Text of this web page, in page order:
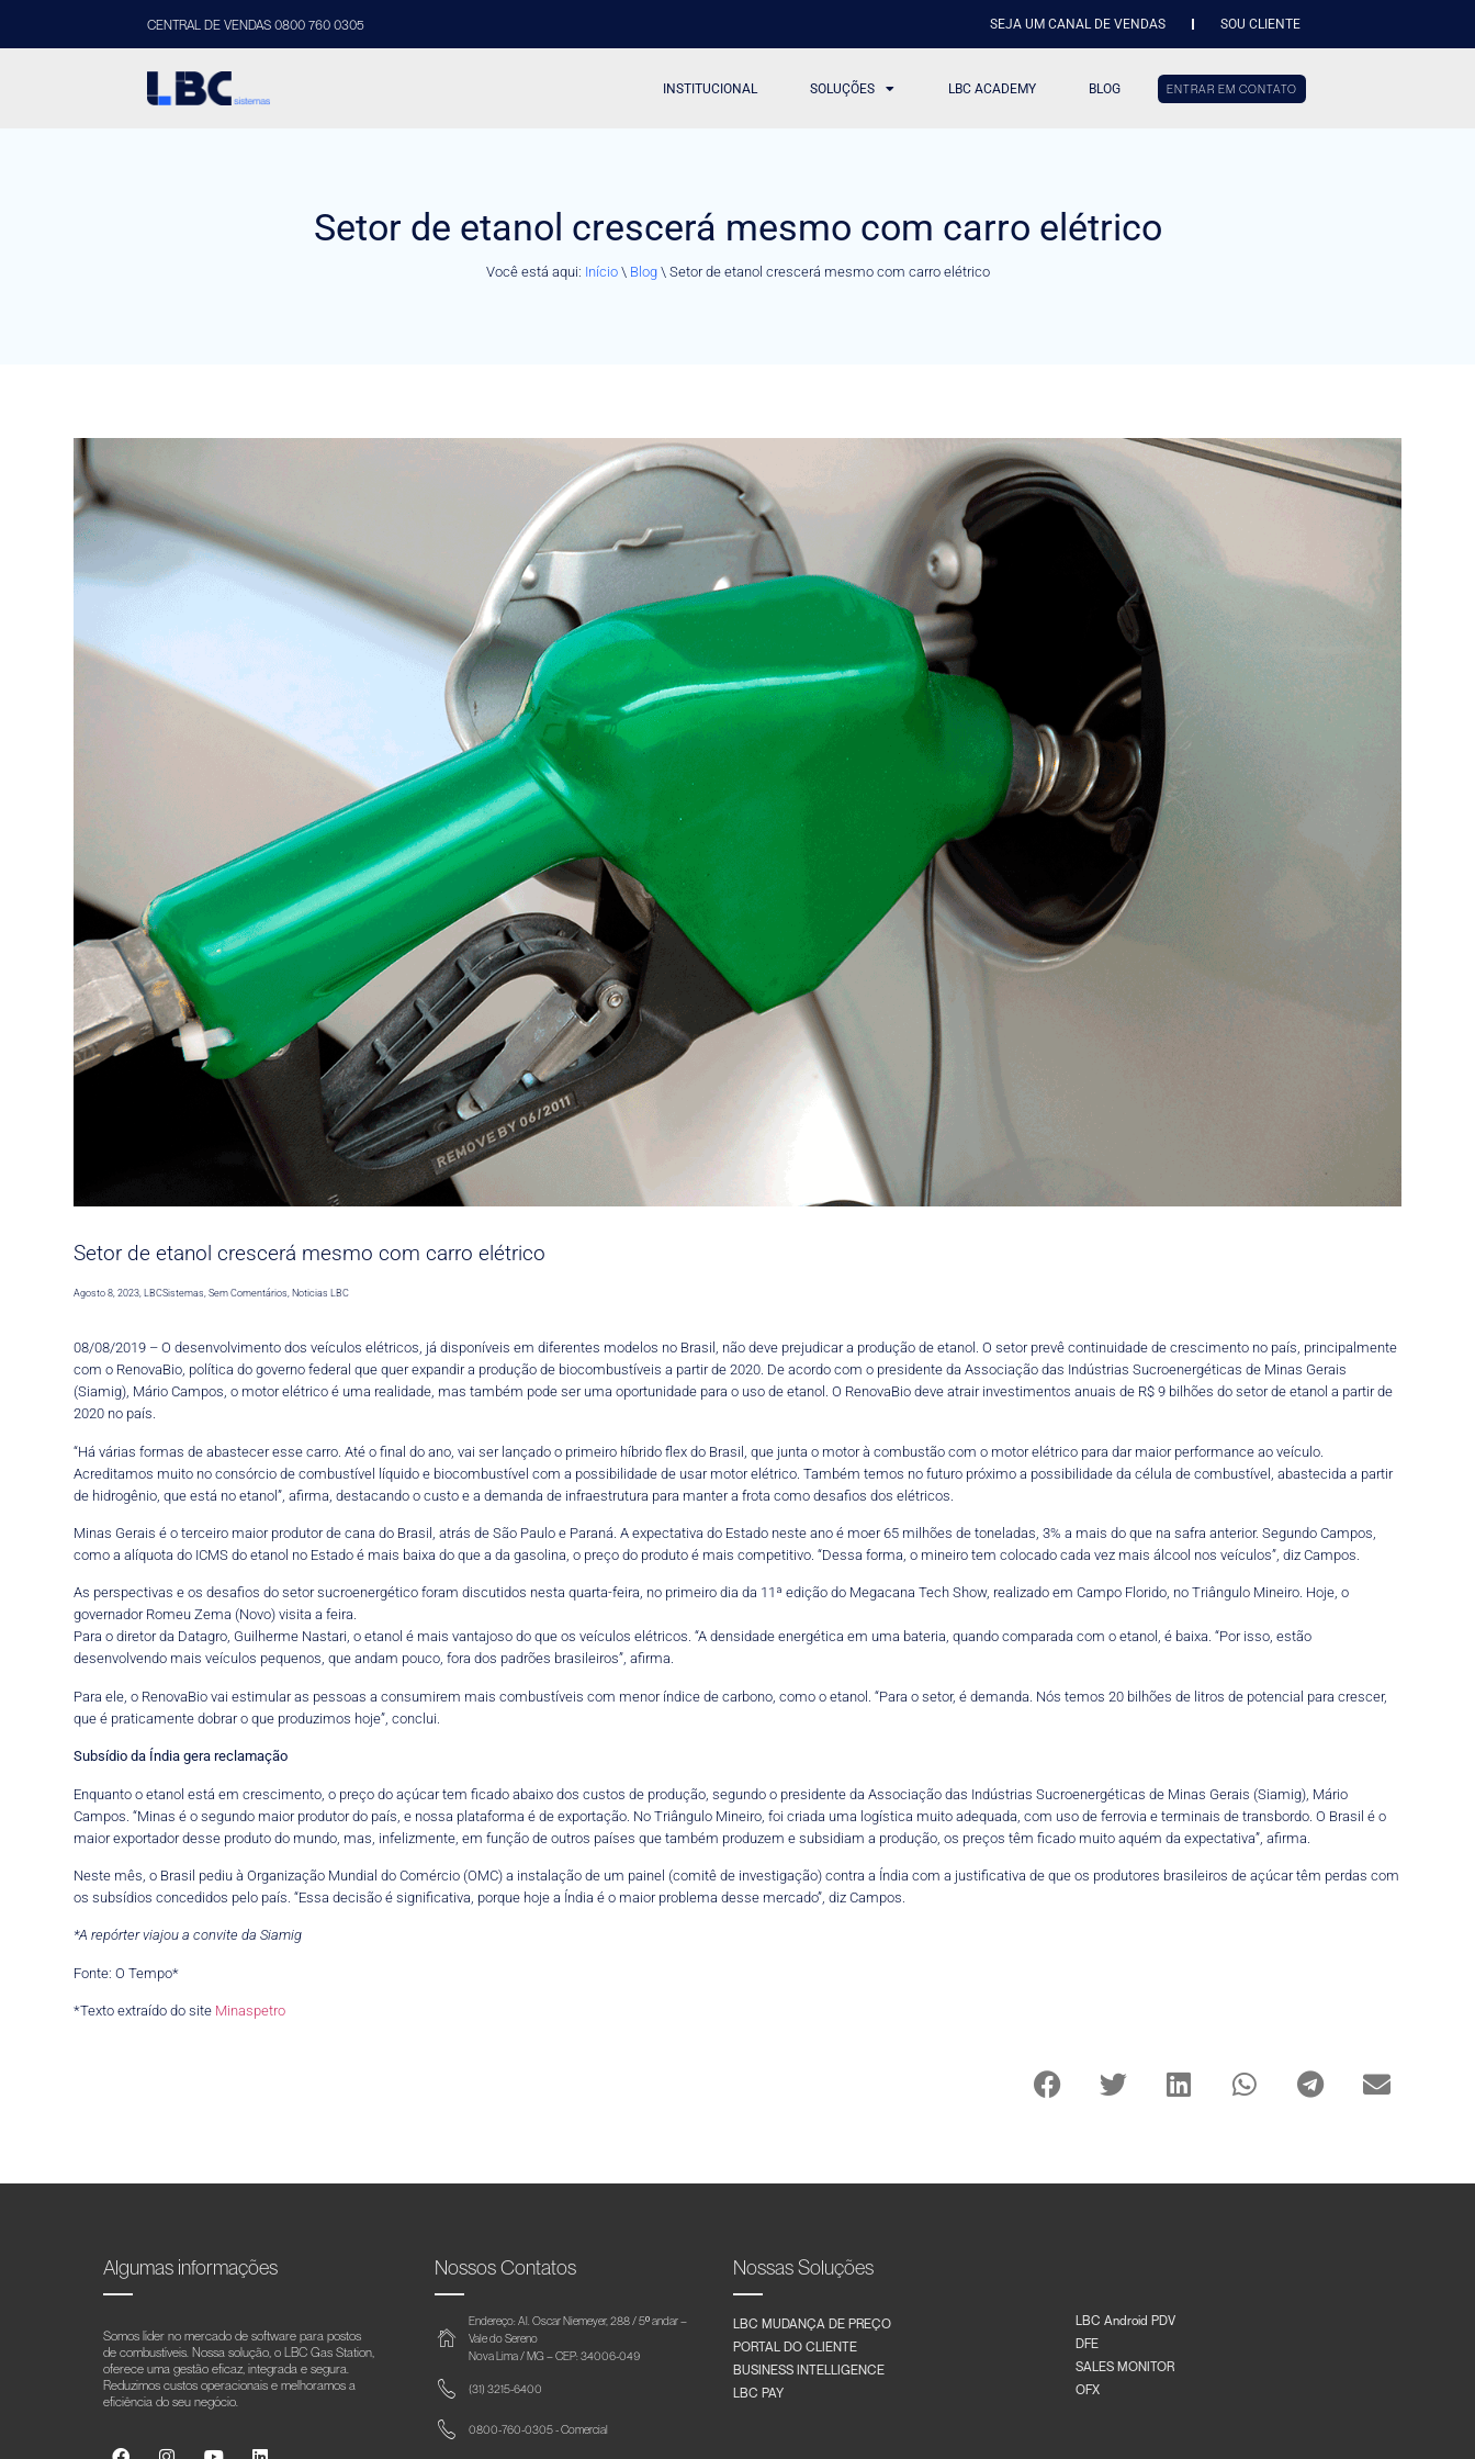
CENTRAL DE VENDAS 0800 760 0305 SEJA UM CANAL DE VENDAS SOU CLIENTE
INSTITUCIONAL SOLUÇÕES LBC ACADEMY BLOG ENTRAR EM CONTATO
Setor de etanol crescerá mesmo com carro elétrico
Você está aqui: Início\ Blog\ Setor de etanol crescerá mesmo com carro elétrico
Setor de etanol crescerá mesmo com carro elétrico
Agosto 8, 2023 ,LBCSistemas Sem Comentários Noticias LBC
08/08/2019 – O desenvolvimento dos veículos elétricos, já disponíveis em diferentes modelos no Brasil, não deve prejudicar a produção de etanol. O setor prevê continuidade de crescimento no país, principalmente
com o RenovaBio, política do governo federal que quer expandir a produção de biocombustíveis a partir de 2020. De acordo com o presidente da Associação das Indústrias Sucroenergéticas de Minas Gerais
(Siamig), Mário Campos, o motor elétrico é uma realidade, mas também pode ser uma oportunidade para o uso de etanol. O RenovaBio deve atrair investimentos anuais de R$ 9 bilhões do setor de etanol a partir de
2020 no país.
“Há várias formas de abastecer esse carro. Até o final do ano, vai ser lançado o primeiro híbrido flex do Brasil, que junta o motor à combustão com o motor elétrico para dar maior performance ao veículo.
Acreditamos muito no consórcio de combustível líquido e biocombustível com a possibilidade de usar motor elétrico. Também temos no futuro próximo a possibilidade da célula de combustível, abastecida a partir
de hidrogênio, que está no etanol”, afirma, destacando o custo e a demanda de infraestrutura para manter a frota como desafios dos elétricos.
Minas Gerais é o terceiro maior produtor de cana do Brasil, atrás de São Paulo e Paraná. A expectativa do Estado neste ano é moer 65 milhões de toneladas, 3% a mais do que na safra anterior. Segundo Campos,
como a alíquota do ICMS do etanol no Estado é mais baixa do que a da gasolina, o preço do produto é mais competitivo. “Dessa forma, o mineiro tem colocado cada vez mais álcool nos veículos”, diz Campos.
As perspectivas e os desafios do setor sucroenergético foram discutidos nesta quarta-feira, no primeiro dia da 11ª edição do Megacana Tech Show, realizado em Campo Florido, no Triângulo Mineiro. Hoje, o
governador Romeu Zema (Novo) visita a feira.
Para o diretor da Datagro, Guilherme Nastari, o etanol é mais vantajoso do que os veículos elétricos. “A densidade energética em uma bateria, quando comparada com o etanol, é baixa. “Por isso, estão
desenvolvendo mais veículos pequenos, que andam pouco, fora dos padrões brasileiros”, afirma.
Para ele, o RenovaBio vai estimular as pessoas a consumirem mais combustíveis com menor índice de carbono, como o etanol. “Para o setor, é demanda. Nós temos 20 bilhões de litros de potencial para crescer,
que é praticamente dobrar o que produzimos hoje”, conclui.
Subsídio da Índia gera reclamação
Enquanto o etanol está em crescimento, o preço do açúcar tem ficado abaixo dos custos de produção, segundo o presidente da Associação das Indústrias Sucroenergéticas de Minas Gerais (Siamig), Mário
Campos. “Minas é o segundo maior produtor do país, e nossa plataforma é de exportação. No Triângulo Mineiro, foi criada uma logística muito adequada, com uso de ferrovia e terminais de transbordo. O Brasil é o
maior exportador desse produto do mundo, mas, infelizmente, em função de outros países que também produzem e subsidiam a produção, os preços têm ficado muito aquém da expectativa”, afirma.
Neste mês, o Brasil pediu à Organização Mundial do Comércio (OMC) a instalação de um painel (comitê de investigação) contra a Índia com a justificativa de que os produtores brasileiros de açúcar têm perdas com
os subsídios concedidos pelo país. “Essa decisão é significativa, porque hoje a Índia é o maior problema desse mercado”, diz Campos.
*A repórter viajou a convite da Siamig
Fonte: O Tempo*
*Texto extraído do site Minaspetro
Algumas informações
Somos líder no mercado de software para postos
de combustíveis. Nossa solução, o LBC Gas Station,
oferece uma gestão eficaz, integrada e segura.
Reduzimos custos operacionais e melhoramos a
eficiência do seu negócio.
Nossos Contatos
Endereço: Al. Oscar Niemeyer, 288 / 5º andar –
Vale do Sereno
Nova Lima / MG – CEP: 34006-049
(31) 3215-6400
0800-760-0305 - Comercial
Nossas Soluções
LBC MUDANÇA DE PREÇO
PORTAL DO CLIENTE
BUSINESS INTELLIGENCE
LBC PAY
LBC Android PDV
DFE
SALES MONITOR
OFX